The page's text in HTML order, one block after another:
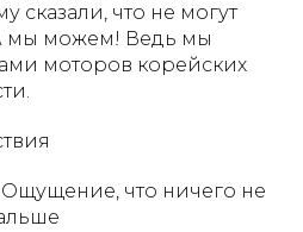
сказали, что не могут
мы можем! Ведь мы
моторов корейских
что ничего не